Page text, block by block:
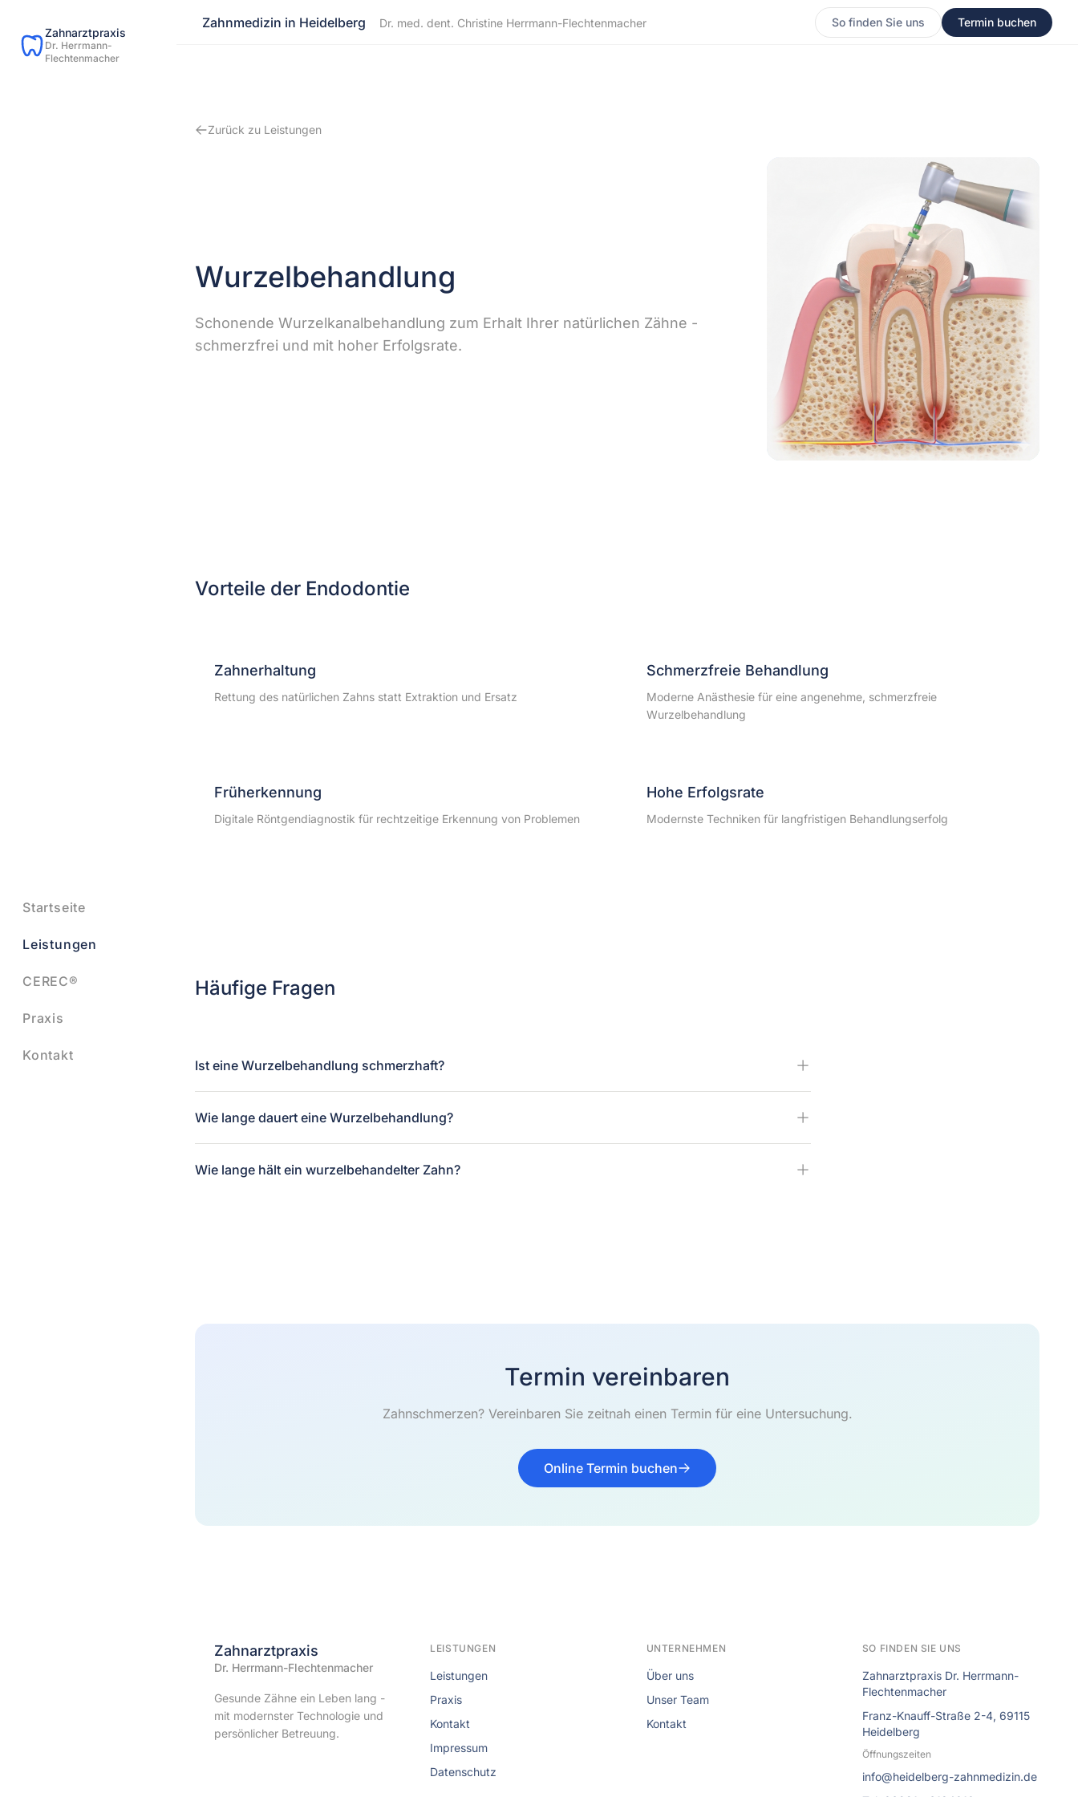
Zahnarztpraxis
Dr. Herrmann-
Flechtenmacher
Startseite
Leistungen
CEREC®
Praxis
Kontakt
Zahnmedizin in Heidelberg Dr. med. dent. Christine Herrmann-Flechtenmacher So finden Sie uns Termin buchen
Zurück zu Leistungen
Wurzelbehandlung
Schonende Wurzelkanalbehandlung zum Erhalt Ihrer natürlichen Zähne -
schmerzfrei und mit hoher Erfolgsrate.
Vorteile der Endodontie
Zahnerhaltung
Rettung des natürlichen Zahns statt Extraktion und Ersatz
Schmerzfreie Behandlung
Moderne Anästhesie für eine angenehme, schmerzfreie
Wurzelbehandlung
Früherkennung
Digitale Röntgendiagnostik für rechtzeitige Erkennung von Problemen
Hohe Erfolgsrate
Modernste Techniken für langfristigen Behandlungserfolg
Häufige Fragen
Ist eine Wurzelbehandlung schmerzhaft?
Wie lange dauert eine Wurzelbehandlung?
Wie lange hält ein wurzelbehandelter Zahn?
Termin vereinbaren
Zahnschmerzen? Vereinbaren Sie zeitnah einen Termin für eine Untersuchung.
Online Termin buchen
Zahnarztpraxis
Dr. Herrmann-Flechtenmacher
Gesunde Zähne ein Leben lang -
mit modernster Technologie und
persönlicher Betreuung.
LEISTUNGEN
Leistungen
Praxis
Kontakt
Impressum
Datenschutz
UNTERNEHMEN
Über uns
Unser Team
Kontakt
SO FINDEN SIE UNS
Zahnarztpraxis Dr. Herrmann-
Flechtenmacher
Franz-Knauff-Straße 2-4, 69115
Heidelberg
Öffnungszeiten
info@heidelberg-zahnmedizin.de